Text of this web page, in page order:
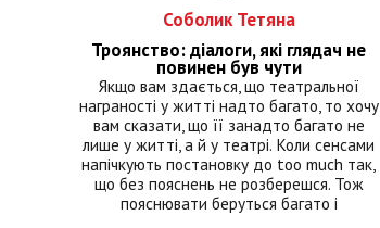
Соболик Тетяна
Троянство: діалоги, які глядач не
повинен був чути
Якщо вам здається, що театральної
награності у житті надто багато, то хочу
вам сказати, що її занадто багато не
лише у житті, а й у театрі. Коли сенсами
напічкують постановку до too much так,
що без пояснень не розберешся. Тож
пояснювати беруться багато і